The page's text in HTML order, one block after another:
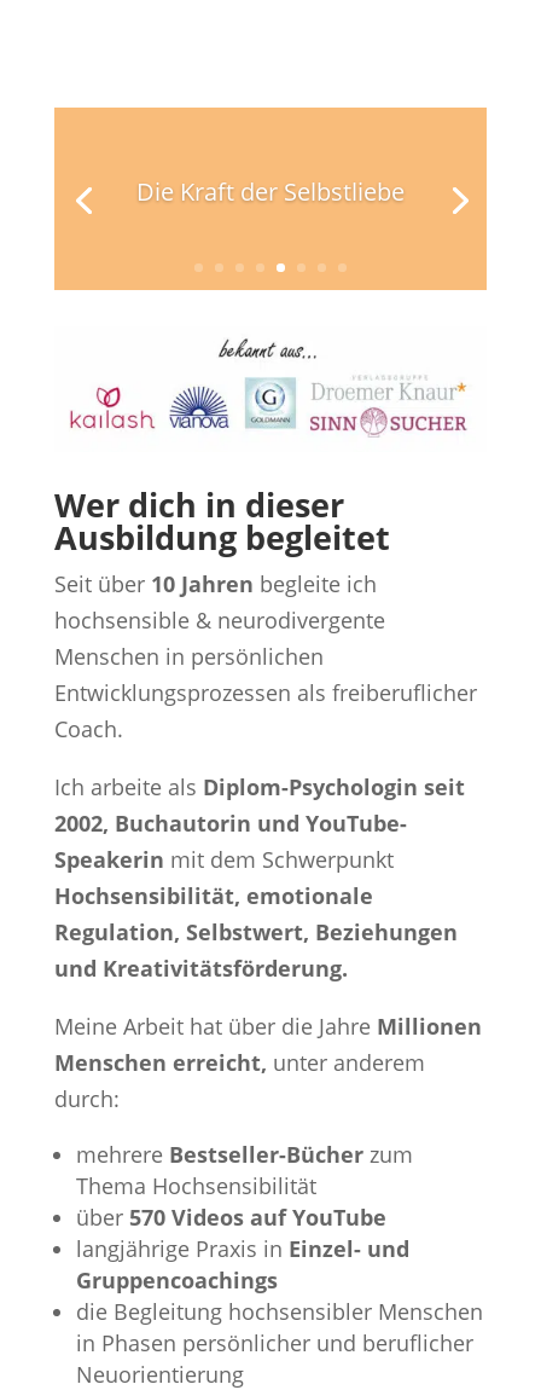
Die Kraft der Selbstliebe
Wer dich in dieser
Ausbildung begleitet
Seit über 10 Jahren begleite ich
hochsensible & neurodivergente
Menschen in persönlichen
Entwicklungsprozessen als freiberuflicher
Coach.
Ich arbeite als Diplom-Psychologin seit
2002, Buchautorin und YouTube-
Speakerin mit dem Schwerpunkt
Hochsensibilität, emotionale
Regulation, Selbstwert, Beziehungen
und Kreativitätsförderung.
Meine Arbeit hat über die Jahre Millionen
Menschen erreicht, unter anderem
durch:
mehrere Bestseller-Bücherzum
Thema Hochsensibilität
über 570 Videos auf YouTube
langjährige Praxis in Einzel- und
Gruppencoachings
die Begleitung hochsensibler Menschen
in Phasen persönlicher und beruflicher
Neuorientierung